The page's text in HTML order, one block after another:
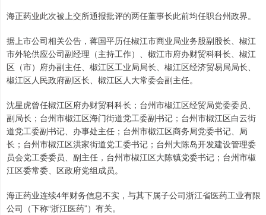
海正药业此次被上交所通报批评的两任董事长此前均任职台州政界。
据上市公司相关公告，蒋国平历任椒江市商业局业务股副股长、椒江
市外轮供应公司副经理（主持工作）、椒江市府办财贸科科长、椒江
区（市）府办副主任、椒江区工业局局长、椒江区经济贸易局局长、
椒江区人民政府副区长、椒江区人大常委会副主任。
沈星虎曾任椒江区府办财贸科科长；台州市椒江区经贸局党委委员、
副局长；台州市椒江区海门街道党工委副书记；台州市椒江区白云街
道党工委副书记、办事处主任；台州市椒江区商务局党委书记、局
长；台州市椒江区洪家街道党工委书记；台州大陈岛开发建设管理委
员会党工委委员、副主任，台州市椒江区大陈镇党委书记；台州市椒
江区委常委、区政府党组成员。
海正药业连续4年财务信息不实，与其下属子公司浙江省医药工业有限
公司（下称“浙江医药”）有关。